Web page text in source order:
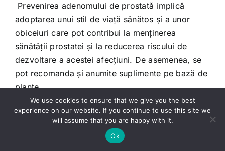
Prevenirea adenomului de prostată implică
adoptarea unui stil de viață sănătos și a unor
obiceiuri care pot contribui la menținerea
sănătății prostatei și la reducerea riscului de
dezvoltare a acestei afecțiuni. De asemenea, se
pot recomanda și anumite suplimente pe bază de
plante
Iată câteva sfaturi care pot reduce probabilitatea
de a dezvolta această afecțiune:
We use cookies to ensure that we give you the best
experience on our website. If you continue to use this site we
will assume that you are happy with it.
Ok